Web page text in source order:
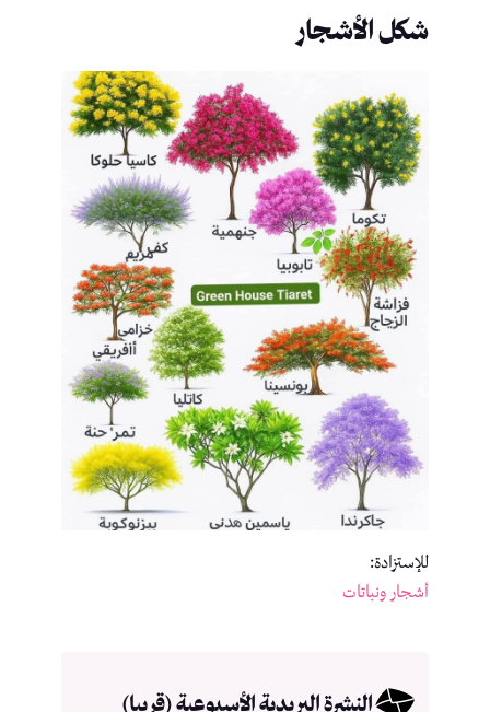
شكل الأشجار
للإستزادة:
أشجار ونباتات
النشرة البريدية الأسبوعية (قريبا)